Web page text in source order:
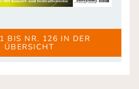
BIS NR. 126 IN DER
ÜBERSICHT